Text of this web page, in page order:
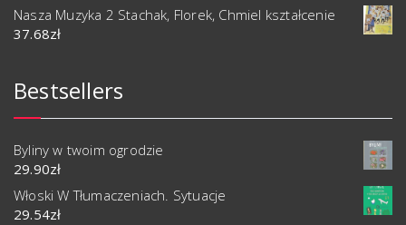
Nasza Muzyka 2 Stachak, Florek, Chmiel kształcenie
37.68zł
Bestsellers
Byliny w twoim ogrodzie
29.90zł
Włoski W Tłumaczeniach. Sytuacje
29.54zł